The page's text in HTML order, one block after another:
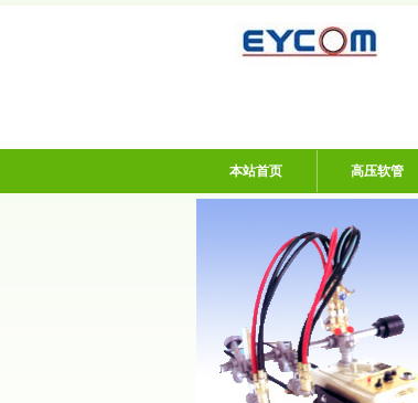
阳谷亿通塑
本站首页 高压软管